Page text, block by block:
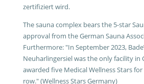
zertifiziert wird.
The sauna complex bears the 5-star
approval from the German Sauna
Furthermore: "In September 2023,
Neuharlingersiel was the only facility in
awarded five Medical Wellness Stars
row." (Wellness Stars Germany)